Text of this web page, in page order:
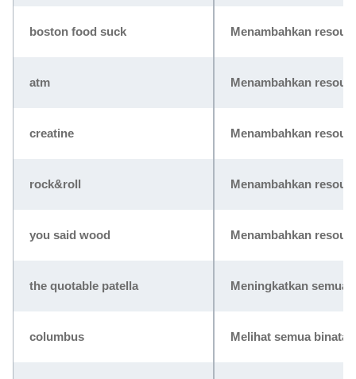
boston food suck Menambahkan
atm Menambahkan
creatine Menambahkan
rock&roll Menambahkan
you said wood Menambahkan
the quotable patella Meningkatkan semua
columbus Melihat semua